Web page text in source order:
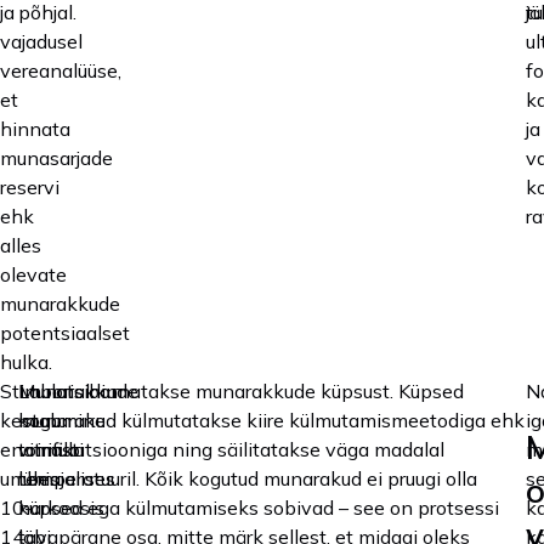
ja
vajadusel
vereanalüüse,
et
hinnata
munasarjade
reservi
ehk
alles
olevate
munarakkude
potentsiaalset
hulka.
põhjal.
ja
Stimulatsioon
kestab
enamasti
umbes
10-
14
Munarakkude
kogumine
toimub
lühiajalises
narkoosis
läbi
Laboris hinnatakse munarakkude küpsust. Küpsed
munarakud külmutatakse kiire külmutamismeetodiga ehk
vitrifikatsiooniga ning säilitatakse väga madalal
temperatuuril. Kõik kogutud munarakud ei pruugi olla
küpsed ega külmutamiseks sobivad – see on protsessi
tavapärane osa, mitte märk sellest, et midagi oleks